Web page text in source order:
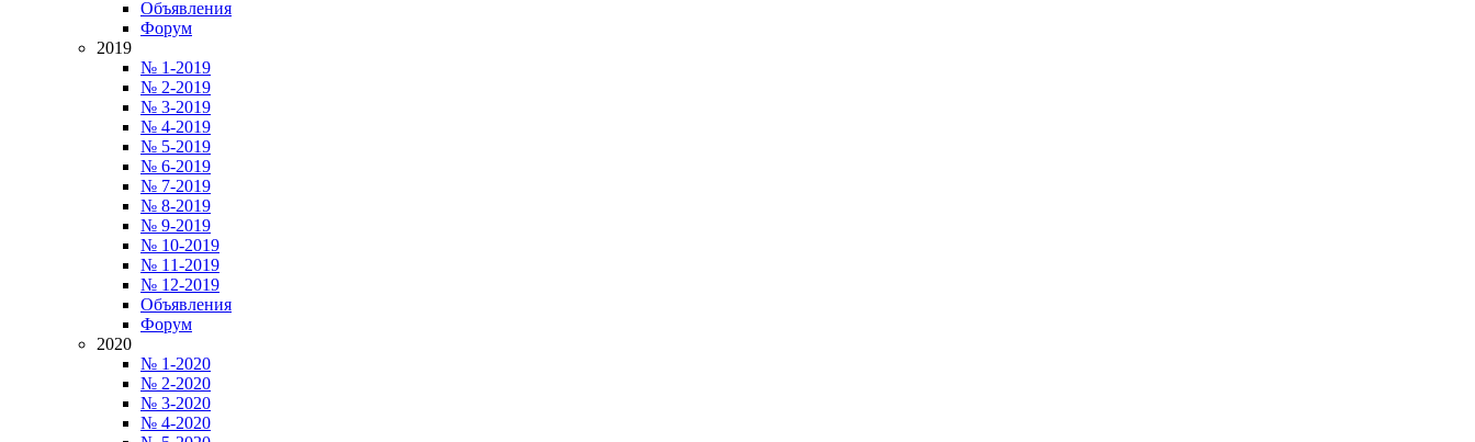
Объявления
Форум
2019
№ 1-2019
№ 2-2019
№ 3-2019
№ 4-2019
№ 5-2019
№ 6-2019
№ 7-2019
№ 8-2019
№ 9-2019
№ 10-2019
№ 11-2019
№ 12-2019
Объявления
Форум
2020
№ 1-2020
№ 2-2020
№ 3-2020
№ 4-2020